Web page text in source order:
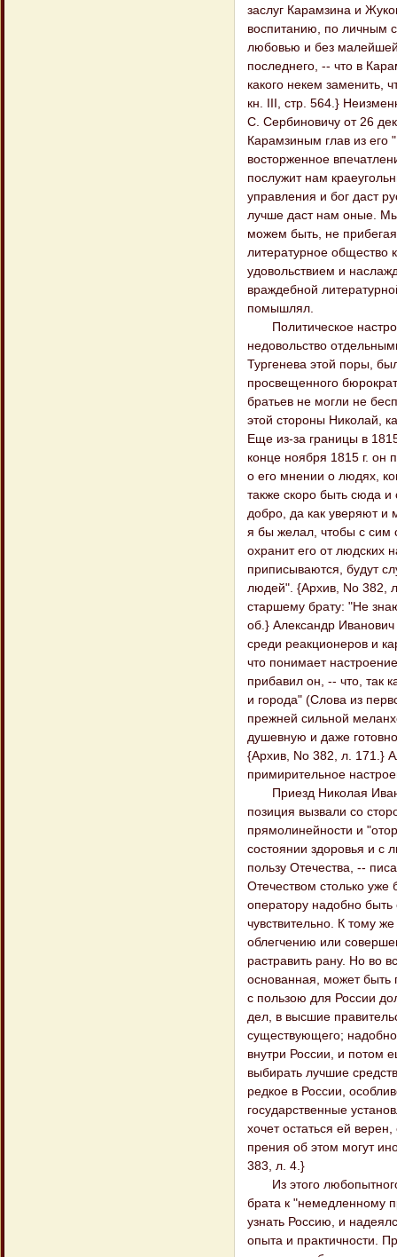
заслуг Карамзина и
воспитанию, по личным
любовью и без малейшей
последнего, -- что в
какого некем заменить,
кн. III, стр. 564.}
С. Сербиновичу от 26
Карамзиным глав из его
восторженное
послужит нам
управления и бог даст
лучше даст нам оные.
можем быть, не
литературное общество
удовольствием и
враждебной
помышлял.
Политическое
недовольство
Тургенева этой поры,
просвещенного
братьев не могли не
этой стороны Николай,
Еще из-за границы в
конце ноября 1815 г.
о его мнении о людях,
также скоро быть сюда
добро, да как уверяют и
я бы желал, чтобы с сим
охранит его от людских
приписываются, будут
людей". {Архив, No 382,
старшему брату: "Не
об.} Александр
среди реакционеров и
что понимает
прибавил он, -- что, так
и города" (Слова из
прежней сильной
душевную и даже
{Архив, No 382, л. 171.}
примирительное
Приезд Николая
позиция вызвали со
прямолинейности и
состоянии здоровья и с
пользу Отечества, --
Отечеством столько
оператору надобно
чувствительно. К тому
облегчению или
растравить рану. Но во
основанная, может быть
с пользою для России
дел, в высшие
существующего; надобно
внутри России, и потом
выбирать лучшие
редкое в России,
государственные
хочет остаться ей
прения об этом могут
383, л. 4.}
Из этого любопытного
брата к "немедленному
узнать Россию, и
опыта и практичности.